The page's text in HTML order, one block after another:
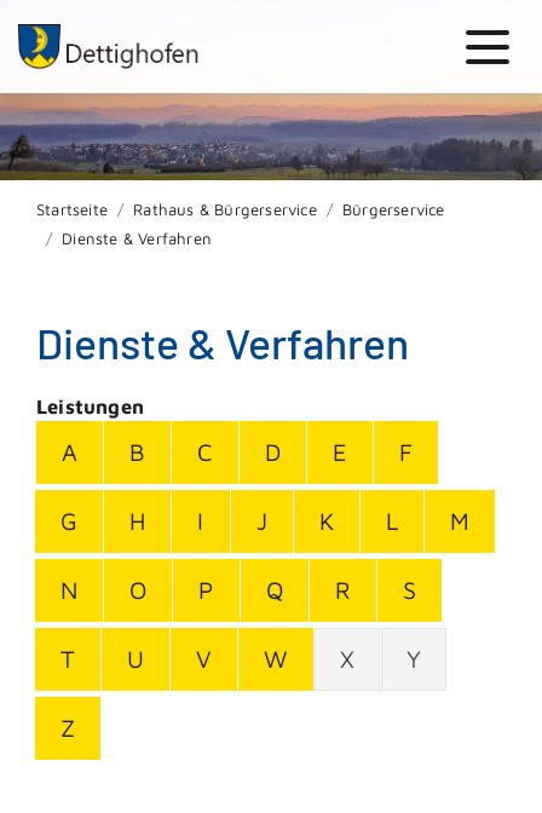
Startseite Rathaus & Bürgerservice
Bürgerservice
Dienste & Verfahren
Dienste & Verfahren
Leistungen
A B C D E F
G H I J K L M
N O P Q R S
T U V W X Y
Z